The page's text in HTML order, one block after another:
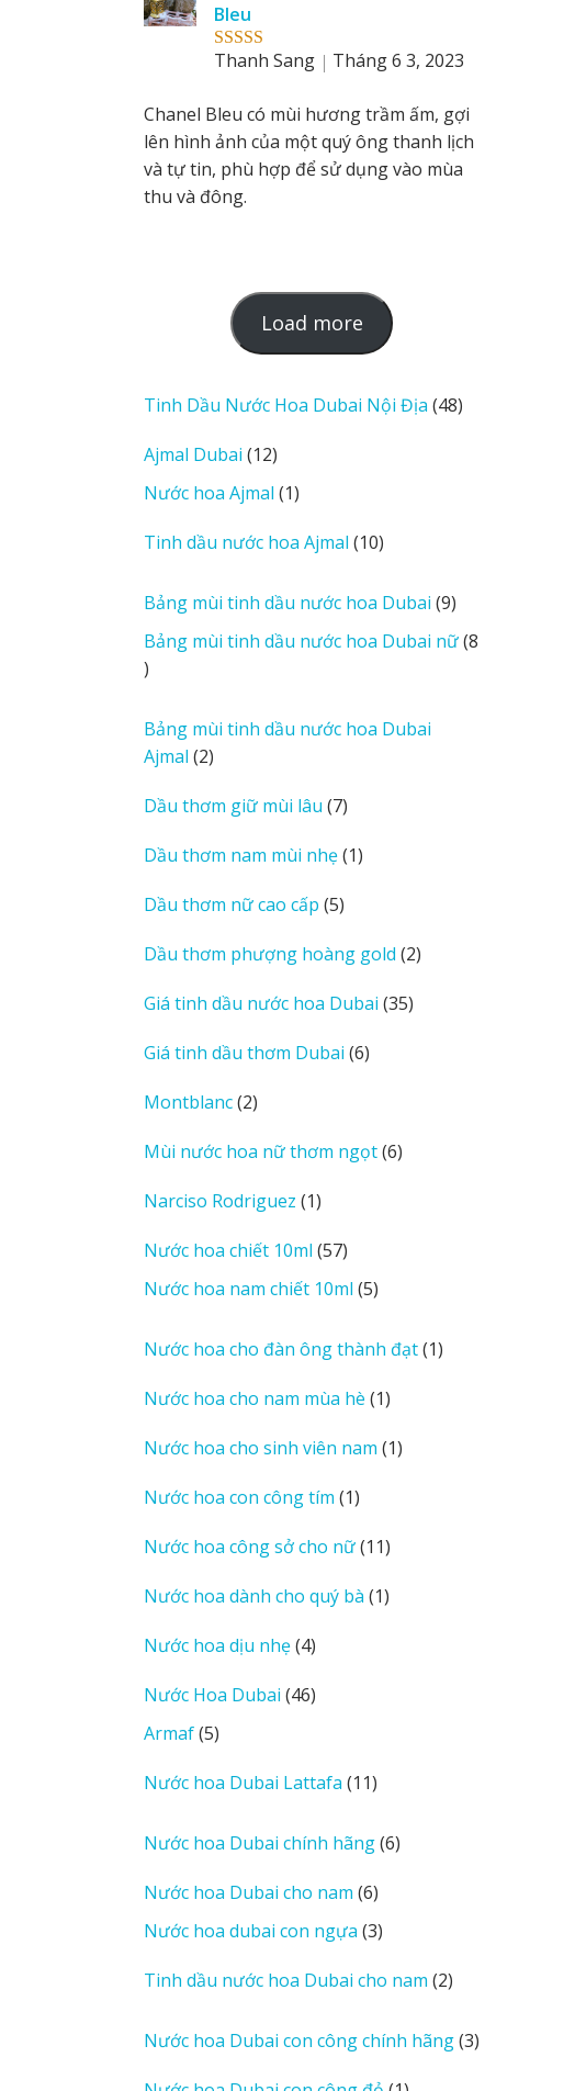
Rated5 out
Bleu
Thanh Sang
Tháng 6 3, 2023
Chanel Bleu có mùi hương trầm ấm, gợi
lên hình ảnh của một quý ông thanh lịch
và tự tin, phù hợp để sử dụng vào mùa
thu và đông.
Load moreL
o
d
r
v
e
Tinh Dầu Nước Hoa Dubai Nội Địa 4848
Ajmal Dubai 1212
sản
phẩm
Nước hoa Ajmal 11
phẩm
Tinh dầu nước hoa Ajmal 1010
phẩm
Bảng mùi tinh dầu nước hoa Dubai 99
sản
phẩm
Bảng mùi tinh dầu nước hoa Dubai nữ 8
8
phẩm
Bảng mùi tinh dầu nước hoa Dubai
Ajmal 22
phẩm
Dầu thơm giữ mùi lâu 77
phẩm
Dầu thơm nam mùi nhẹ 11
Dầu thơm nữ cao cấp 55
phẩm
Dầu thơm phượng hoàng gold 22
Giá tinh dầu nước hoa Dubai 3535
Giá tinh dầu thơm Dubai 66
Montblanc 22
phẩm
Mùi nước hoa nữ thơm ngọt 66
Narciso Rodriguez 11
phẩm
Nước hoa chiết 10ml 5757
sản
phẩm
Nước hoa nam chiết 10ml 55
phẩm
Nước hoa cho đàn ông thành đạt 11
Nước hoa cho nam mùa hè 11
phẩm
Nước hoa cho sinh viên nam 11
Nước hoa con công tím 11
phẩm
Nước hoa công sở cho nữ 1111
phẩm
Nước hoa dành cho quý bà 11
Nước hoa dịu nhẹ 44
phẩm
Nước Hoa Dubai 4646
Armaf 55
phẩm
Nước hoa Dubai Lattafa 1111
phẩm
Nước hoa Dubai chính hãng 66
Nước hoa Dubai cho nam 66
sản
phẩm
Nước hoa dubai con ngựa 33
phẩm
Tinh dầu nước hoa Dubai cho nam 22
phẩm
Nước hoa Dubai con công chính hãng 33